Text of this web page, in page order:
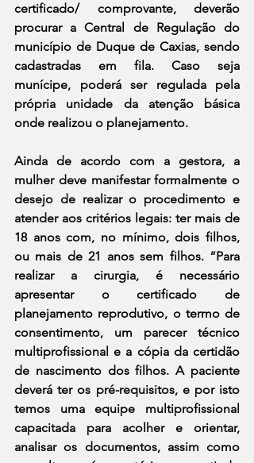
certificado/ comprovante, deverão
procurar a Central de Regulação do
município de Duque de Caxias, sendo
cadastradas em fila. Caso seja
munícipe, poderá ser regulada pela
própria unidade da atenção básica
onde realizou o planejamento.
Ainda de acordo com a gestora, a
mulher deve manifestar formalmente o
desejo de realizar o procedimento e
atender aos critérios legais: ter mais de
18 anos com, no mínimo, dois filhos,
ou mais de 21 anos sem filhos. “Para
realizar a cirurgia, é necessário
apresentar o certificado de
planejamento reprodutivo, o termo de
consentimento, um parecer técnico
multiprofissional e a cópia da certidão
de nascimento dos filhos. A paciente
deverá ter os pré-requisitos, e por isto
temos uma equipe multiprofissional
capacitada para acolher e orientar,
analisar os documentos, assim como